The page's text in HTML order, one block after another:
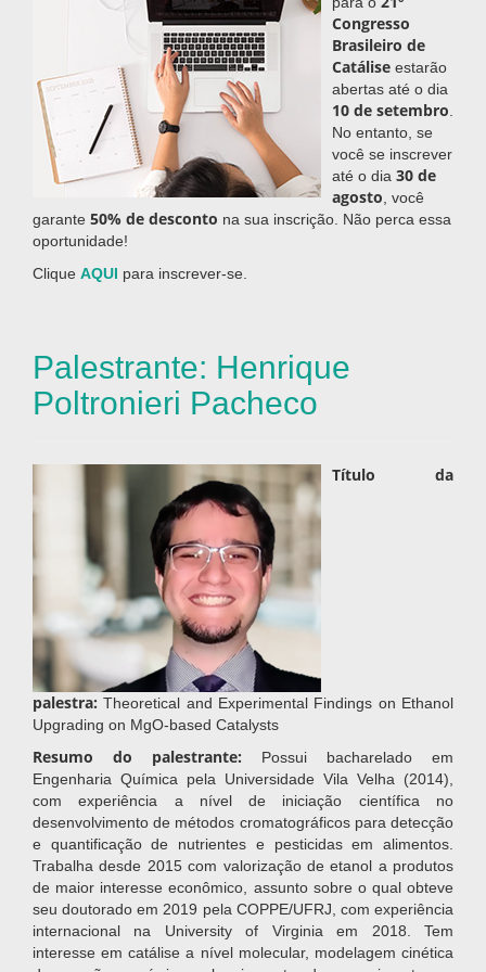
Congresso
Brasileiro de
Catálise estarão
abertas até o dia
10 de setembro
No entanto, se
você se inscrever
até o dia 30 de
agosto , você
garante 50% de desconto na sua inscrição. Não perca essa
oportunidade!
Clique AQUI para inscrever-se.
Palestrante: Henrique
Poltronieri Pacheco
Título da
palestra:Theoretical and Experimental Findings on Ethanol
Upgrading on MgO-based Catalysts
Resumo do palestrante: Possui bacharelado em
Engenharia Química pela Universidade Vila Velha (2014),
com experiência a nível de iniciação científica no
desenvolvimento de métodos cromatográficos para detecção
e quantificação de nutrientes e pesticidas em alimentos.
Trabalha desde 2015 com valorização de etanol a produtos
de maior interesse econômico, assunto sobre o qual obteve
seu doutorado em 2019 pela COPPE/UFRJ, com experiência
internacional na University of Virginia em 2018. Tem
interesse em catálise a nível molecular, modelagem cinética